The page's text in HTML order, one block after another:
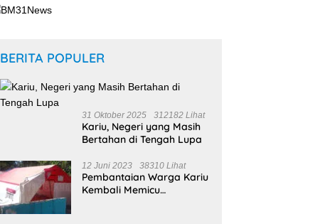
BERITA POPULER
31 Oktober 2025 312182 Lihat
Kariu, Negeri yang Masih
Bertahan di Tengah Lupa
12 Juni 2023 38310 Lihat
Pembantaian Warga Kariu
Kembali Memicu